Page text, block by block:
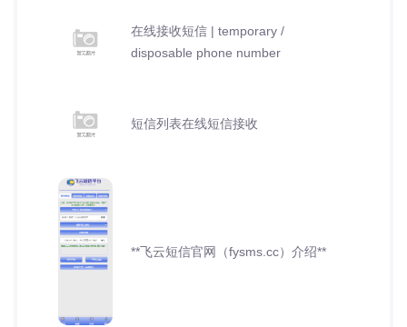
在线接收短信 | temporary /
disposable phone number
短信列表在线短信接收
**飞云短信官网（fysms.cc）介绍**